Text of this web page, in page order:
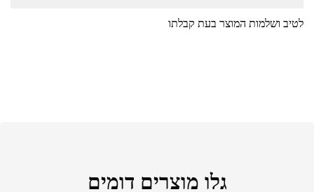
לטיב ושלמות המוצר בעת קבלתו
גלו מוצרים דומים